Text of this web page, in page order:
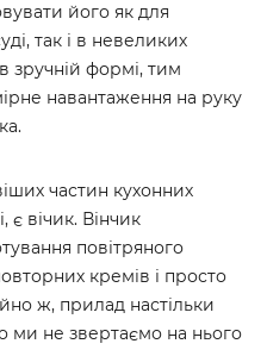
його як для
так і в невеликих
зручній формі, тим
навантаження на руку
частин кухонних
є вічик. Вінчик
повітряного
кремів і просто
ж, прилад настільки
ми не звертаємо на нього